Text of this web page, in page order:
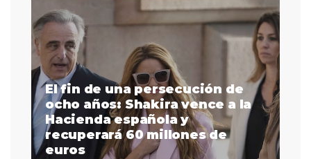
El fin de una persecución de
ocho años: Shakira vence a la
Hacienda española y
recuperará 60 millones de
euros